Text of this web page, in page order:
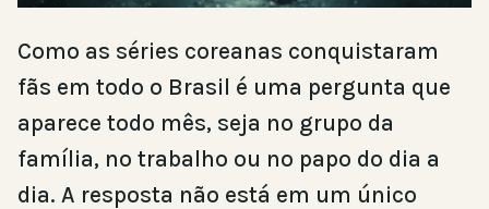
Como as séries coreanas conquistaram
fãs em todo o Brasil é uma pergunta que
aparece todo mês, seja no grupo da
família, no trabalho ou no papo do dia a
dia. A resposta não está em um único